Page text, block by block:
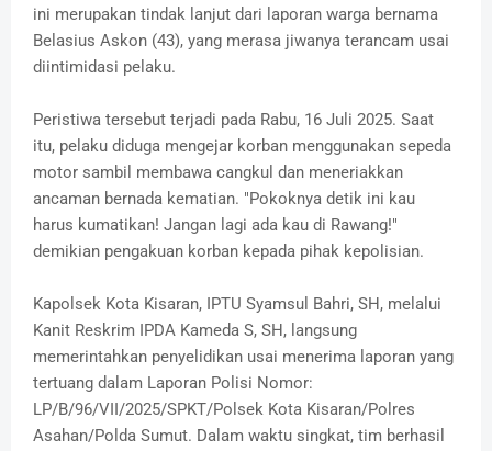
ini merupakan tindak lanjut dari laporan warga bernama
Belasius Askon (43), yang merasa jiwanya terancam usai
diintimidasi pelaku.
Peristiwa tersebut terjadi pada Rabu, 16 Juli 2025. Saat
itu, pelaku diduga mengejar korban menggunakan sepeda
motor sambil membawa cangkul dan meneriakkan
ancaman bernada kematian. "Pokoknya detik ini kau
harus kumatikan! Jangan lagi ada kau di Rawang!"
demikian pengakuan korban kepada pihak kepolisian.
Kapolsek Kota Kisaran, IPTU Syamsul Bahri, SH, melalui
Kanit Reskrim IPDA Kameda S, SH, langsung
memerintahkan penyelidikan usai menerima laporan yang
tertuang dalam Laporan Polisi Nomor:
LP/B/96/VII/2025/SPKT/Polsek Kota Kisaran/Polres
Asahan/Polda Sumut. Dalam waktu singkat, tim berhasil